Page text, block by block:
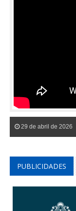
29 de abril de 2026
PUBLICIDADES